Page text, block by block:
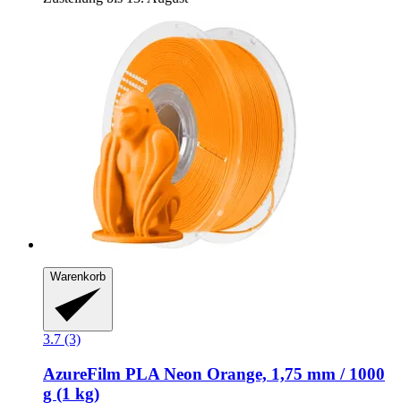
Warenkorb
3.7 (3)
AzureFilm PLA Neon Orange, 1,75 mm / 1000
g (1 kg)